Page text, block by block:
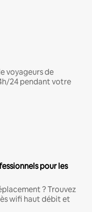
voyageurs de
24 pendant votre
pour les
? Trouvez
wifi haut débit et